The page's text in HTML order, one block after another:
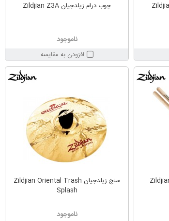
چوب درام زیلدجیان Zildjian Z3A
ناموجود
افزودن به مقایسه
سنج زیلدجیان Zildjian Oriental Trash
Splash
ناموجود